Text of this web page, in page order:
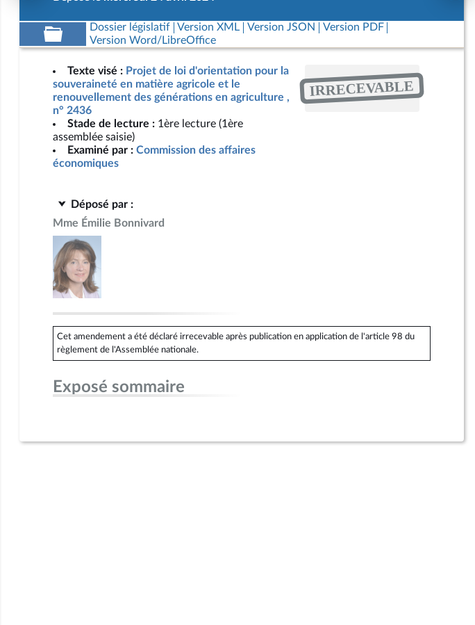
Date de dépôt
25 avril 2024
24 avril 2024
18 avril 2024
Dossier législatif Version XML Version JSON
Version PDF
Version Word/LibreOffice
Texte visé : Projet de loi d'orientation pour la
souveraineté en matière agricole et le
renouvellement des générations en agriculture ,
n° 2436
Stade de lecture : 1ère lecture (1ère
assemblée saisie)
Examiné par : Commission des affaires
économiques
IRRECEVABLE
Déposé par :
Mme Émilie Bonnivard
Cet amendement a été déclaré irrecevable après publication en application de l'article 98 du
règlement de l'Assemblée nationale.
Exposé sommaire